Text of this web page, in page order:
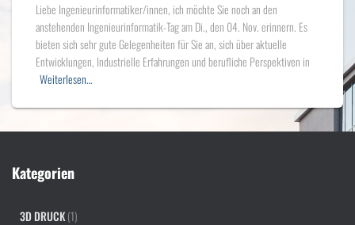
Liebe Ingenieurinformatiker/innen, ich möchte Sie noch an den
anstehenden Ingenieurinformatik-Tag am Di., den 04. Nov. erinnern. Es
bieten sich sehr gute Gelegenheiten für Sie an, sich über aktuelle
Entwicklungen, Industrielle Erfahrungen und berufliche Perspektiven in
Weiterlesen…
Kategorien
3D DRUCK(1)